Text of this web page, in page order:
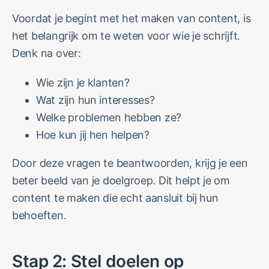
Voordat je begint met het maken van content, is
het belangrijk om te weten voor wie je schrijft.
Denk na over:
Wie zijn je klanten?
Wat zijn hun interesses?
Welke problemen hebben ze?
Hoe kun jij hen helpen?
Door deze vragen te beantwoorden, krijg je een
beter beeld van je doelgroep. Dit helpt je om
content te maken die echt aansluit bij hun
behoeften.
Stap 2: Stel doelen op